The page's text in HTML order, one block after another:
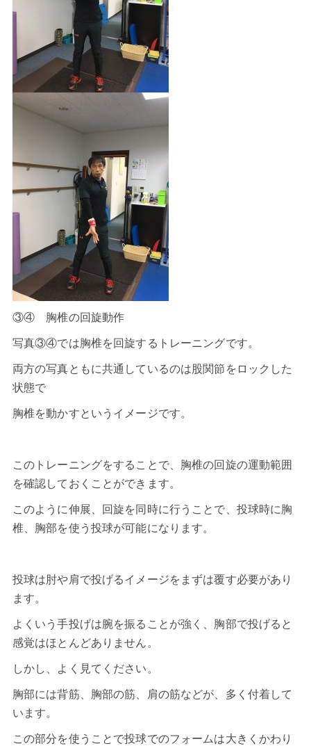
③④ 胸椎の回旋動作
写真③④では胸椎を回旋するトレーニングです。
両方の写真ともに共通しているのは股関節をロックした
状態で
胸椎を動かすというイメージです。
このトレーニングをすることで、胸椎の回旋の運動範囲
を確認しておくことができます。
このように伸展、回旋を同時に行うことで、投球時に胸
椎、胸部を使う投球が可能になります。
投球は肘や肩で投げるイメージをまずは覆す必要があり
ます。
よくいう手投げは腕を振ることが強く、胸部で投げると
感覚はほとんどありません。
しかし、よく見てください。
胸部には背筋、胸部の筋、肩の筋などが、多く付着して
います。
この部分を使うことで投球でのフォームは大きくかわり